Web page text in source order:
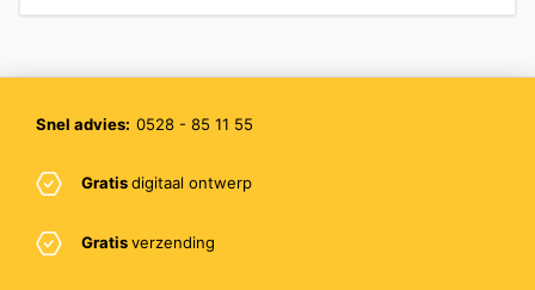
Snel advies: 0528 - 85 11 55
Gratisdigitaal ontwerp
Gratisverzending